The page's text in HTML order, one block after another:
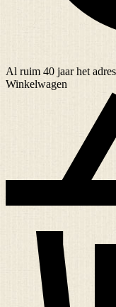
Al ruim 40 jaarhet
Winkelwagen